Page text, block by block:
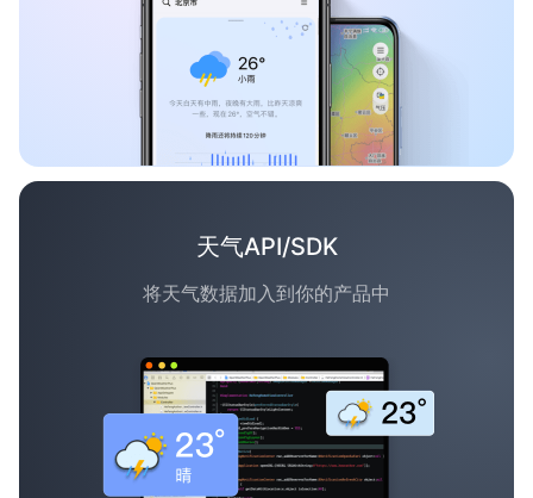
天气API/SDK
将天气数据加入到你的产品中